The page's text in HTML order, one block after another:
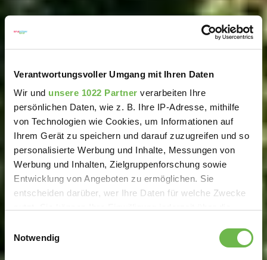
Verantwortungsvoller Umgang mit Ihren Daten
Wir und unsere 1022 Partner verarbeiten Ihre
persönlichen Daten, wie z. B. Ihre IP-Adresse, mithilfe
von Technologien wie Cookies, um Informationen auf
Ihrem Gerät zu speichern und darauf zuzugreifen und so
personalisierte Werbung und Inhalte, Messungen von
Werbung und Inhalten, Zielgruppenforschung sowie
Entwicklung von Angeboten zu ermöglichen. Sie
entscheiden darüber, wer Ihre Daten für welche Zwecke
Trigger Symbol ändern oder widerrufen
Notwendig